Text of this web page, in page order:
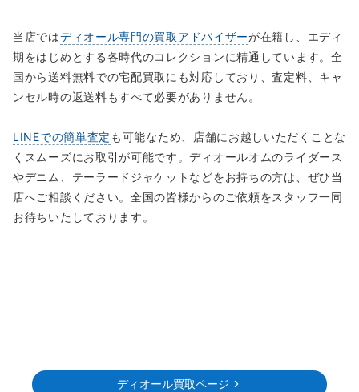
当店ではディオール専門の買取アドバイザーが在籍し、エディ
期をはじめとする各時代のコレクションに精通しています。全
国から送料無料での宅配買取にも対応しており、査定料、キャ
ンセル時の返送料もすべて必要がありません。
LINEでの簡単査定 も可能なため、店舗にお越しいただくことな
くスムーズにお取引が可能です。ディオールオムのライダース
やデニム、テーラードジャケットなどをお持ちの方は、ぜひ当
店へご相談ください。全国の皆様からのご依頼をスタッフ一同
お待ちいたしております。
ディオール買取ページ